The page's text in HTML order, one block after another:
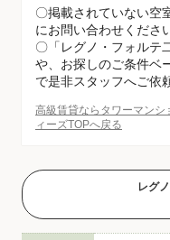
〇掲載されていない空
にお問い合わせくださ
〇「レグノ・フォルテ
や、お探しのご条件ベ
で是非スタッフへご依
高級賃貸ならタワーマンシ
ィーズTOPへ戻る
レグ